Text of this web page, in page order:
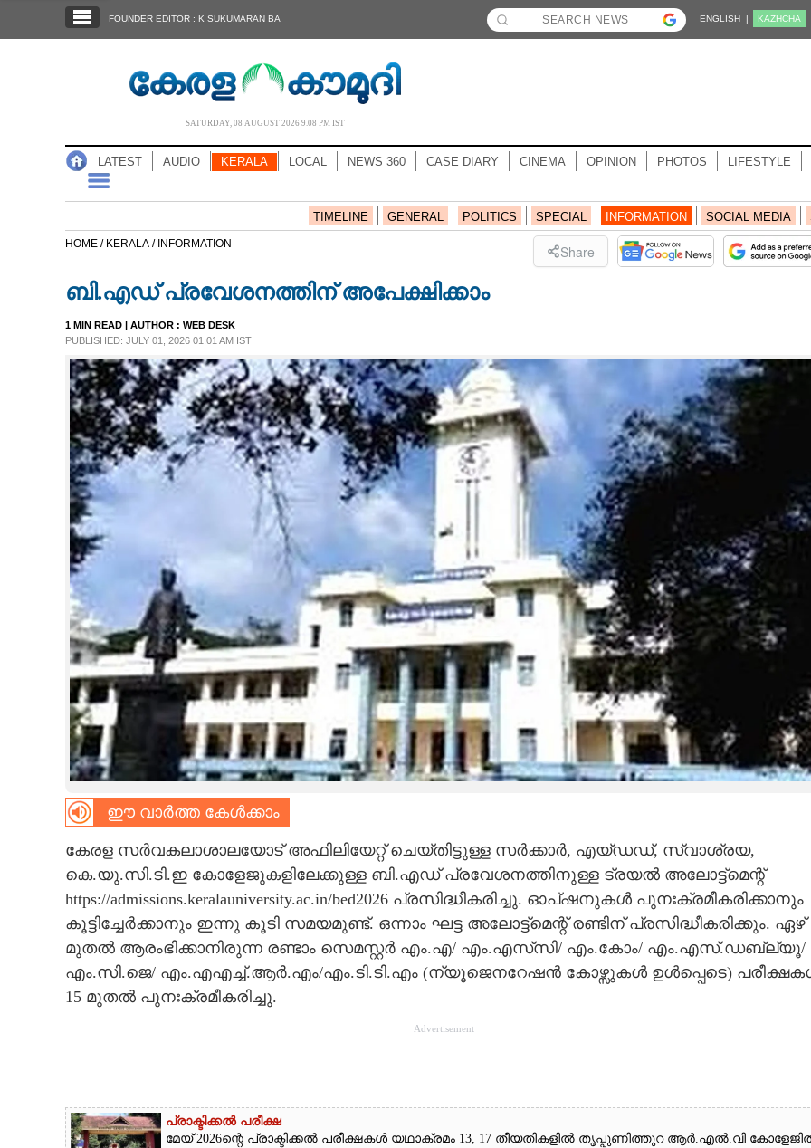
NOTIFIED NEWS
CASE DIARY
LIFESTYLE
SPIRITUAL
LITERATURE
CONTACT US
FOUNDER EDITOR : K SUKUMARAN BA ENGLISH | KĀZHCHA
SATURDAY, 08 AUGUST 2026 9.08 PM IST
LATEST AUDIO KERALA LOCAL NEWS 360 CASE DIARY CINEMA OPINION PHOTOS LIFESTYLE
TIMELINE GENERAL POLITICS SPECIAL INFORMATION SOCIAL MEDIA
HOME / KERALA / INFORMATION Share
ബി.എഡ് പ്രവേശനത്തിന് അപേക്ഷിക്കാം
1 MIN READ | AUTHOR : WEB DESK
PUBLISHED: JULY 01, 2026 01:01 AM IST
ഈ വാർത്ത കേൾക്കാം
കേരള സർവകലാശാലയോട് അഫിലിയേറ്റ് ചെയ്തിട്ടുള്ള സർക്കാർ, എയ്ഡഡ്, സ്വാശ്രയ,
കെ.യു.സി.ടി.ഇ കോളേജുകളിലേക്കുള്ള ബി.എഡ് പ്രവേശനത്തിനുള്ള ട്രയൽ അലോട്ട്മെന്റ്
https://admissions.keralauniversity.ac.in/bed2026 പ്രസിദ്ധീകരിച്ചു. ഓപ്ഷനുകൾ പുനഃക്രമീകരിക്കാനും
കൂട്ടിച്ചേർക്കാനും ഇന്നു കൂടി സമയമുണ്ട്. ഒന്നാം ഘട്ട അലോട്ട്മെന്റ് രണ്ടിന് പ്രസിദ്ധീകരിക്കും. ഏഴ്
മുതൽ ആരംഭിക്കാനിരുന്ന രണ്ടാം സെമസ്റ്റർ എം.എ/ എം.എസ്‍സി/ എം.കോം/ എം.എസ്.ഡബ്ല്യൂ/
എം.സി.ജെ/ എം.എഎച്ച്.ആർ.എം/എം.ടി.ടി.എം (ന്യൂജെനറേഷൻ കോഴ്സുകൾ ഉൾപ്പെടെ)
15 മുതൽ പുനഃക്രമീകരിച്ചു.
Advertisement
പ്രാക്ടിക്കൽ പരീക്ഷ
മേയ് 2026ന്റെ പ്രാക്ടിക്കൽ പരീക്ഷകൾ യഥാക്രമം 13, 17 തീയതികളിൽ തൃപ്പുണിത്തുറ ആർ.എൽ.വി